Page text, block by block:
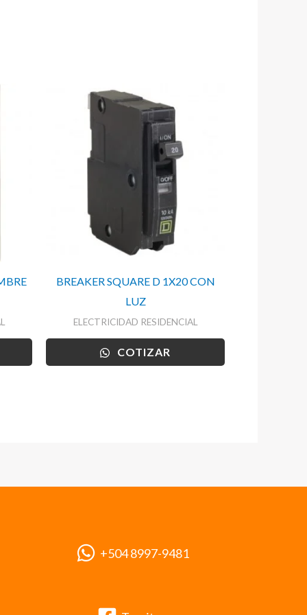
BREAKER SQUARE D 1X20 CON
LUZ
ELECTRICIDAD RESIDENCIAL
COTIZAR
+504 8997-9481